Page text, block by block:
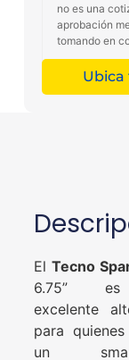
no es una
aprobación
tomando en
Ubica
ElTecno
6.75”
excelente
para
un